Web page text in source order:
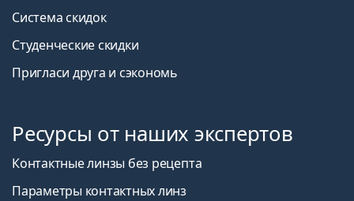
Система скидок
Студенческие скидки
Пригласи друга и сэкономь
Ресурсы от наших экспертов
Контактные линзы без рецепта
Параметры контактных линз